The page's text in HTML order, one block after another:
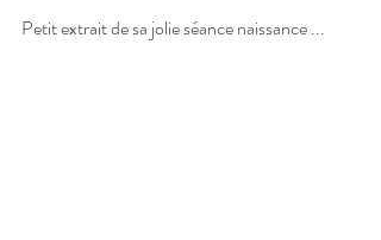
Petit extrait de sa jolie séance naissance ...